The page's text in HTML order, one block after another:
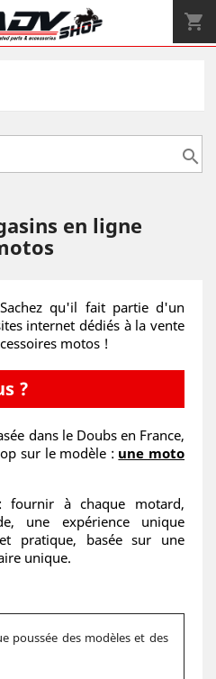
shopping_cart

en ligne
qu'il fait partie d'un
internet dédiés à la vente
motos !
?
dans le Doubs en France,
sur le modèle : une moto
à chaque motard,
une expérience unique
pratique, basée sur une
unique.
poussée des modèles et des